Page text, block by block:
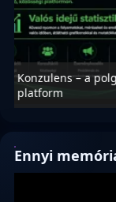
Nyílt levél
függetlenség
Ennyi